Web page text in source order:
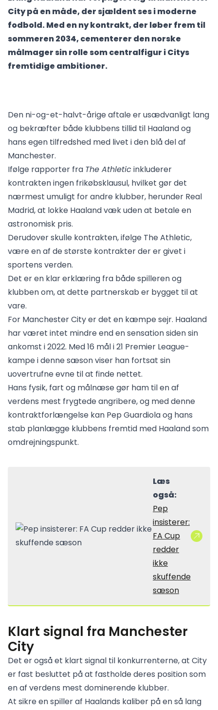
City på en måde, der sjældent ses i moderne
fodbold. Med en ny kontrakt, der løber frem til
sommeren 2034, cementerer den norske
målmager sin rolle som centralfigur i Citys
fremtidige ambitioner.
Den ni-og-et-halvt-årige aftale er usædvanligt lang
og bekræfter både klubbens tillid til Haaland og
hans egen tilfredshed med livet i den blå del af
Manchester.
Ifølge rapporter fra The Athleticinkluderer
kontrakten ingen frikøbsklausul, hvilket gør det
nærmest umuligt for andre klubber, herunder Real
Madrid, at lokke Haaland væk uden at betale en
astronomisk pris.
Derudover skulle kontrakten, ifølge The Athletic,
være en af de største kontrakter der er givet i
sportens verden.
Det er en klar erklæring fra både spilleren og
klubben om, at dette partnerskab er bygget til at
vare.
For Manchester City er det en kæmpe sejr. Haaland
har været intet mindre end en sensation siden sin
ankomst i 2022. Med 16 mål i 21 Premier League-
kampe i denne sæson viser han fortsat sin
uovertrufne evne til at finde nettet.
Hans fysik, fart og målnæse gør ham til en af
verdens mest frygtede angribere, og med denne
kontraktforlængelse kan Pep Guardiola og hans
stab planlægge klubbens fremtid med Haaland som
omdrejningspunkt.
Læs
også:
Pep
insisterer:
FA Cup
redder
ikke
skuffende
sæson
Klart signal fra Manchester
City
Det er også et klart signal til konkurrenterne, at City
er fast besluttet på at fastholde deres position som
en af verdens mest dominerende klubber.
At sikre en spiller af Haalands kaliber på en så lang